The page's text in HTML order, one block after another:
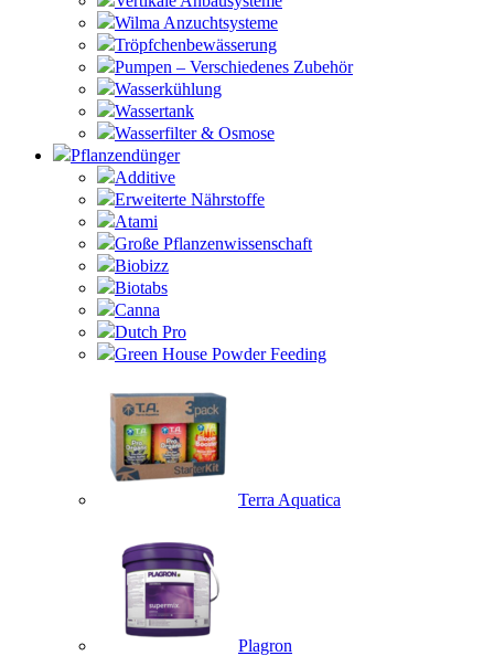
Wilma Anzuchtsysteme
Tröpfchenbewässerung
Pumpen – Verschiedenes Zubehör
Wasserkühlung
Wassertank
Wasserfilter & Osmose
Pflanzendünger
Additive
Erweiterte Nährstoffe
Atami
Große Pflanzenwissenschaft
Biobizz
Biotabs
Canna
Dutch Pro
Green House Powder Feeding
Terra Aquatica
Plagron